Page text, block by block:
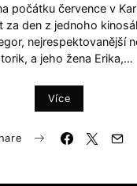
počátku července v
za den z jednoho
nejrespektovanější
a jeho žena Erika,…
Více